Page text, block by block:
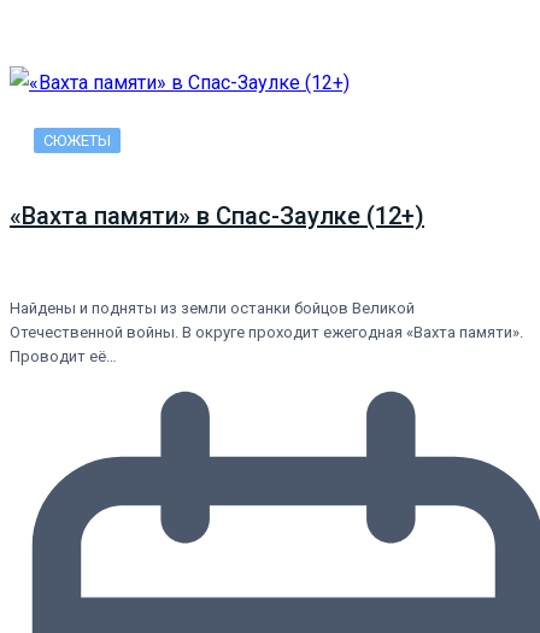
СЮЖЕТЫ
«Вахта памяти» в Спас-Заулке (12+)
Найдены и подняты из земли останки бойцов Великой
Отечественной войны. В округе проходит ежегодная «Вахта памяти».
Проводит её…